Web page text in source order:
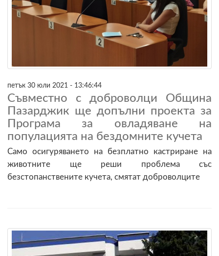
петък 30 юли 2021 - 13:46:44
Съвместно с доброволци Община
Пазарджик ще допълни проекта за
Програма за овладяване на
популацията на бездомните кучета
Само осигуряването на безплатно кастриране на
животните ще реши проблема със
безстопанствените кучета, смятат доброволците